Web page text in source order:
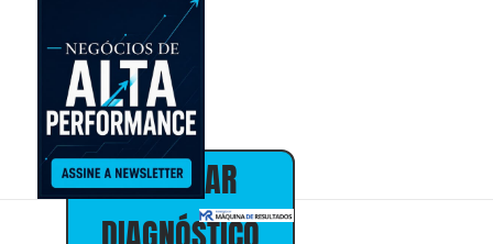
Alex Almeida
Presidente
30+ anos em
marketing,
vendas e
estratégia de
negócios
AGENDAR